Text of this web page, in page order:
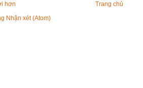
hơn
Trang chủ
Nhận xét (Atom)